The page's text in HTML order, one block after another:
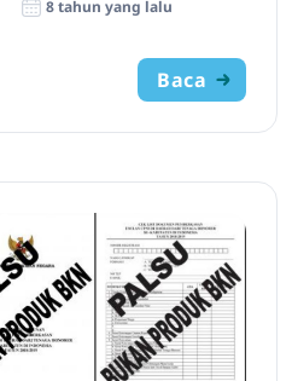
8 tahun yang lalu
Baca